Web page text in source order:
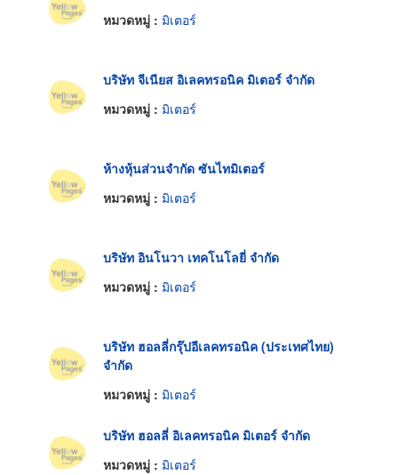
หมวดหมู่ : มิเตอร์
บริษัท จีเนียส อิเลคทรอนิค มิเตอร์ จำกัด
หมวดหมู่ : มิเตอร์
ห้างหุ้นส่วนจำกัด ซันไทมิเตอร์
หมวดหมู่ : มิเตอร์
บริษัท อินโนวา เทคโนโลยี่ จำกัด
หมวดหมู่ : มิเตอร์
บริษัท ฮอลลี่กรุ๊ปอีเลคทรอนิค (ประเทศไทย)
จำกัด
หมวดหมู่ : มิเตอร์
บริษัท ฮอลลี่ อิเลคทรอนิค มิเตอร์ จำกัด
หมวดหมู่ : มิเตอร์